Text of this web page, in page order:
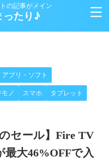
の記事がメイン
ったり♪
アプリ・ソフト
ノ スマホ タブレット
セール】Fire TV
最大46%OFFで入